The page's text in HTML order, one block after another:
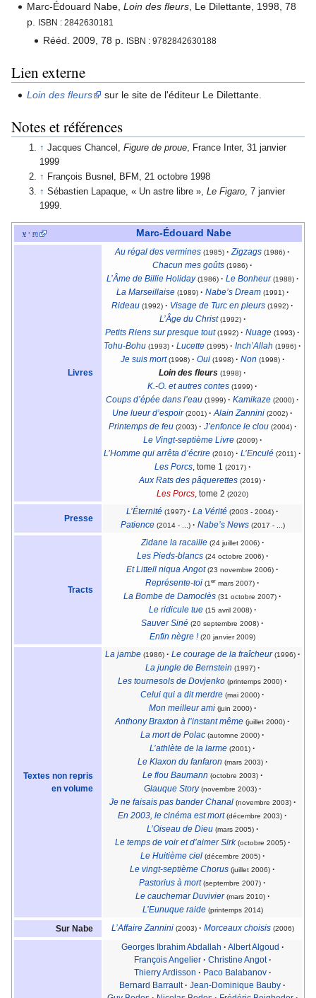
Marc-Édouard Nabe,Loin des fleurs, Le Dilettante, 1998, 78
p. ISBN : 2842630181
Rééd. 2009, 78 p. ISBN : 9782842630188
Lien externe
Loin des fleurs sur le site de l'éditeur Le Dilettante.
Notes et références
↑ Jacques Chancel,Figure de proue, France Inter, 31 janvier
1999
↑ François Busnel, BFM, 21 octobre 1998
↑ Sébastien Lapaque, « Un astre libre »,Le Figaro, 7 janvier
1999.
v ·m Marc-Édouard Nabe
Livres
Au régal des vermines (1985) · Zigzags (1986) ·
Chacun mes goûts (1986) ·
L’Âme de Billie Holiday (1986) · Le Bonheur (1988) ·
La Marseillaise (1989) · Nabe’s Dream (1991) ·
Rideau (1992) · Visage de Turc en pleurs (1992) ·
L’Âge du Christ (1992) ·
Petits Riens sur presque tout (1992) · Nuage (1993) ·
Tohu-Bohu (1993) · Lucette (1995) · Inch’Allah (1996) ·
Je suis mort (1998) · Oui (1998) · Non (1998) ·
Loin des fleurs (1998) ·
K.-O. et autres contes (1999) ·
Coups d’épée dans l’eau (1999) · Kamikaze (2000) ·
Une lueur d’espoir (2001) · Alain Zannini (2002) ·
Printemps de feu (2003) · J’enfonce le clou (2004) ·
Le Vingt-septième Livre (2009) ·
L’Homme qui arrêta d’écrire (2010) · L’Enculé (2011) ·
Les Porcs, tome 1 (2017) ·
Aux Rats des pâquerettes (2019) ·
Les Porcs , tome 2 (2020)
Presse
L’Éternité (1997) · La Vérité (2003 - 2004) ·
Patience (2014 - ...) · Nabe’s News (2017 - ...)
Tracts
Zidane la racaille (24 juillet 2006) ·
Les Pieds-blancs (24 octobre 2006) ·
Et Littell niqua Angot (23 novembre 2006) ·
Représente-toi (1 er mars 2007) ·
La Bombe de Damoclès (31 octobre 2007) ·
Le ridicule tue (15 avril 2008) ·
Sauver Siné (20 septembre 2008) ·
Enfin nègre ! (20 janvier 2009)
Textes non repris
en volume
La jambe (1986) · Le courage de la fraîcheur (1996) ·
La jungle de Bernstein (1997) ·
Les tournesols de Dovjenko (printemps 2000) ·
Celui qui a dit merdre (mai 2000) ·
Mon meilleur ami (juin 2000) ·
Anthony Braxton à l’instant même (juillet 2000) ·
La mort de Polac (automne 2000) ·
L’athlète de la larme (2001) ·
Le Klaxon du fanfaron (mars 2003) ·
Le flou Baumann (octobre 2003) ·
Glauque Story (novembre 2003) ·
Je ne faisais pas bander Chanal (novembre 2003) ·
En 2003, le cinéma est mort (décembre 2003) ·
L’Oiseau de Dieu (mars 2005) ·
Le temps de voir et d’aimer Sirk (octobre 2005) ·
Le Huitième ciel (décembre 2005) ·
Le vingt-septième Chorus (juillet 2006) ·
Pastorius à mort (septembre 2007) ·
Le cauchemar Duvivier (mars 2010) ·
L’Eunuque raide (printemps 2014)
Sur Nabe L’Affaire Zannini (2003) · Morceaux choisis (2006)
Georges Ibrahim Abdallah · Albert Algoud ·
François Angelier · Christine Angot ·
Thierry Ardisson · Paco Balabanov ·
Bernard Barrault · Jean-Dominique Bauby ·